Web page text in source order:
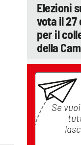
Elezioni
vota il 27
per il
della
Se